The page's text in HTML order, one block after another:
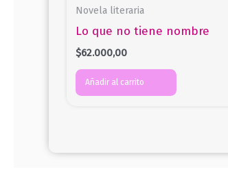
Novela literaria
Lo que no tiene nombre
$62.000,00
Añadir al carrito